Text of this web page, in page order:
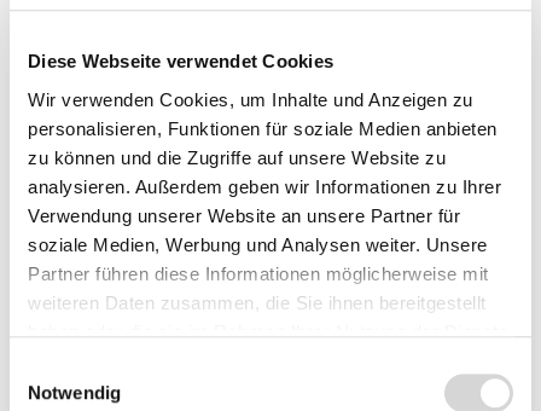
Diese Webseite verwendet Cookies
Wir verwenden Cookies, um Inhalte und Anzeigen zu
personalisieren, Funktionen für soziale Medien anbieten
zu können und die Zugriffe auf unsere Website zu
analysieren. Außerdem geben wir Informationen zu Ihrer
Verwendung unserer Website an unsere Partner für
soziale Medien, Werbung und Analysen weiter. Unsere
Partner führen diese Informationen möglicherweise mit
weiteren Daten zusammen, die Sie ihnen bereitgestellt
Notwendig
Menge Stückpreis
3,49 €*
ab10 2,89 €*